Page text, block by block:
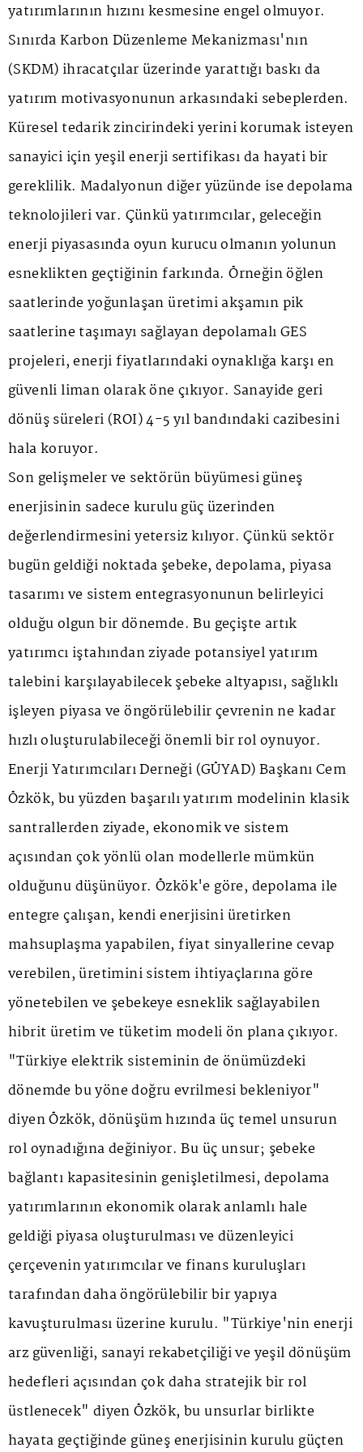
yatırımlarının hızını kesmesine engel olmuyor.
Sınırda Karbon Düzenleme Mekanizması'nın
(SKDM) ihracatçılar üzerinde yarattığı baskı da
yatırım motivasyonunun arkasındaki sebeplerden.
Küresel tedarik zincirindeki yerini korumak isteyen
sanayici için yeşil enerji sertifikası da hayati bir
gereklilik. Madalyonun diğer yüzünde ise depolama
teknolojileri var. Çünkü yatırımcılar, geleceğin
enerji piyasasında oyun kurucu olmanın yolunun
esneklikten geçtiğinin farkında. Örneğin öğlen
saatlerinde yoğunlaşan üretimi akşamın pik
saatlerine taşımayı sağlayan depolamalı GES
projeleri, enerji fiyatlarındaki oynaklığa karşı en
güvenli liman olarak öne çıkıyor. Sanayide geri
dönüş süreleri (ROI) 4-5 yıl bandındaki cazibesini
hala koruyor.
Son gelişmeler ve sektörün büyümesi güneş
enerjisinin sadece kurulu güç üzerinden
değerlendirmesini yetersiz kılıyor. Çünkü sektör
bugün geldiği noktada şebeke, depolama, piyasa
tasarımı ve sistem entegrasyonunun belirleyici
olduğu olgun bir dönemde. Bu geçişte artık
yatırımcı iştahından ziyade potansiyel yatırım
talebini karşılayabilecek şebeke altyapısı, sağlıklı
işleyen piyasa ve öngörülebilir çevrenin ne kadar
hızlı oluşturulabileceği önemli bir rol oynuyor.
Enerji Yatırımcıları Derneği (GÜYAD) Başkanı Cem
Özkök, bu yüzden başarılı yatırım modelinin klasik
santrallerden ziyade, ekonomik ve sistem
açısından çok yönlü olan modellerle mümkün
olduğunu düşünüyor. Özkök'e göre, depolama ile
entegre çalışan, kendi enerjisini üretirken
mahsuplaşma yapabilen, fiyat sinyallerine cevap
verebilen, üretimini sistem ihtiyaçlarına göre
yönetebilen ve şebekeye esneklik sağlayabilen
hibrit üretim ve tüketim modeli ön plana çıkıyor.
"Türkiye elektrik sisteminin de önümüzdeki
dönemde bu yöne doğru evrilmesi bekleniyor"
diyen Özkök, dönüşüm hızında üç temel unsurun
rol oynadığına değiniyor. Bu üç unsur; şebeke
bağlantı kapasitesinin genişletilmesi, depolama
yatırımlarının ekonomik olarak anlamlı hale
geldiği piyasa oluşturulması ve düzenleyici
çerçevenin yatırımcılar ve finans kuruluşları
tarafından daha öngörülebilir bir yapıya
kavuşturulması üzerine kurulu. "Türkiye'nin enerji
arz güvenliği, sanayi rekabetçiliği ve yeşil dönüşüm
hedefleri açısından çok daha stratejik bir rol
üstlenecek" diyen Özkök, bu unsurlar birlikte
hayata geçtiğinde güneş enerjisinin kurulu güçten